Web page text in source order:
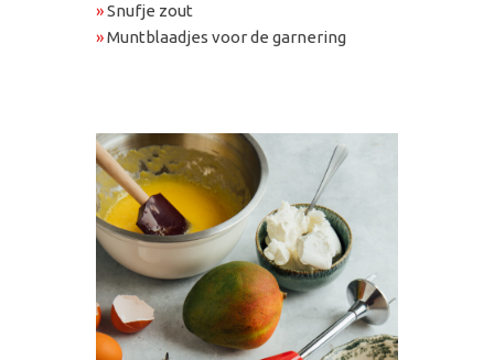
»Snufje zout
»Muntblaadjes voor de garnering